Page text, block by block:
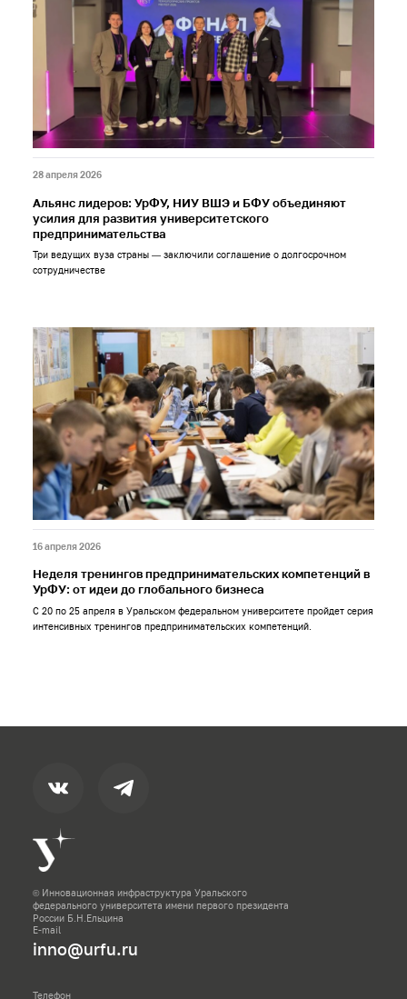
28 апреля 2026
Альянс лидеров: УрФУ, НИУ ВШЭ и БФУ объединяют
усилия для развития университетского
предпринимательства
Три ведущих вуза страны — заключили соглашение о долгосрочном
сотрудничестве
16 апреля 2026
Неделя тренингов предпринимательских компетенций в
УрФУ: от идеи до глобального бизнеса
С 20 по 25 апреля в Уральском федеральном университете пройдет серия
интенсивных тренингов предпринимательских компетенций.
© Инновационная инфраструктура Уральского
федерального университета имени первого президента
России Б.Н.Ельцина
E-mail
inno@urfu.ru
Телефон